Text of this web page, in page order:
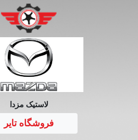
لاستیک مزدا
فروشگاه تایر